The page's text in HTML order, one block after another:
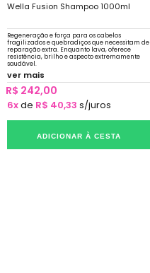
Wella Fusion Shampoo 1000ml
Regeneração e força para os cabelos
fragilizados e quebradiços que necessitam de
reparação extra. Enquanto lava, oferece
resistência, brilho e aspecto extremamente
saudável.
ver mais
R$ 242,00
6xde R$ 40,33 s/juros
ADICIONAR À CESTA